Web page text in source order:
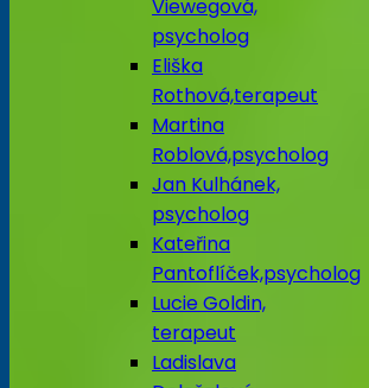
Viewegová,
psycholog
Eliška
Rothová,terapeut
Martina
Roblová,psycholog
Jan Kulhánek,
psycholog
Kateřina
Pantoflíček,psycholog
Lucie Goldin,
terapeut
Ladislava